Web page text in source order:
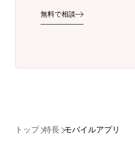
無料で相談
トップ 特長 モバイルアプリ